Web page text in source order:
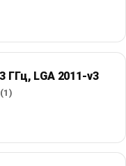
ГГц, LGA 2011-v3
(1)